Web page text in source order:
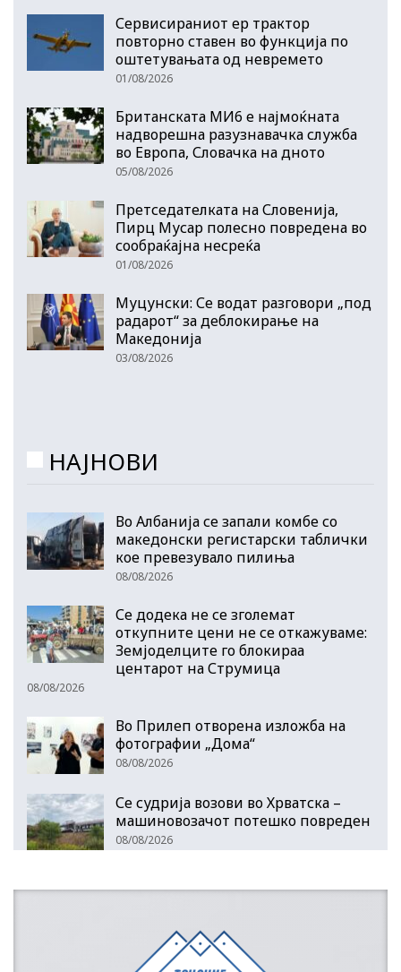
Сервисираниот ер трактор
повторно ставен во функција по
оштетувањата од невремето
01/08/2026
Британската МИ6 е најмоќната
надворешна разузнавачка служба
во Европа, Словачка на дното
05/08/2026
Претседателката на Словенија,
Пирц Мусар полесно повредена во
сообраќајна несреќа
01/08/2026
Муцунски: Се водат разговори „под
радарот“ за деблокирање на
Македонија
03/08/2026
НАЈНОВИ
Во Албанија се запали комбе со
македонски регистарски таблички
кое превезувало пилиња
08/08/2026
Се додека не се зголемат
откупните цени не се откажуваме:
Земјоделците го блокираа
центарот на Струмица
08/08/2026
Во Прилеп отворена изложба на
фотографии „Дома“
08/08/2026
Се судрија возови во Хрватска –
машиновозачот потешко повреден
08/08/2026